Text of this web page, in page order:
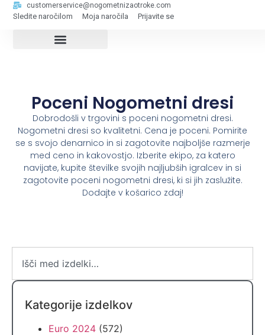
customerservice@nogometnizaotroke.com
Sledite naročilom Moja naročila Prijavite se
Poceni Nogometni dresi
Dobrodošli v trgovini s poceni nogometni dresi.
Nogometni dresi so kvalitetni. Cena je poceni. Pomirite
se s svojo denarnico in si zagotovite najboljše razmerje
med ceno in kakovostjo. Izberite ekipo, za katero
navijate, kupite številke svojih najljubših igralcev in si
zagotovite poceni nogometni dresi, ki si jih zaslužite.
Dodajte v košarico zdaj!
Kategorije izdelkov
Euro 2024 (572)